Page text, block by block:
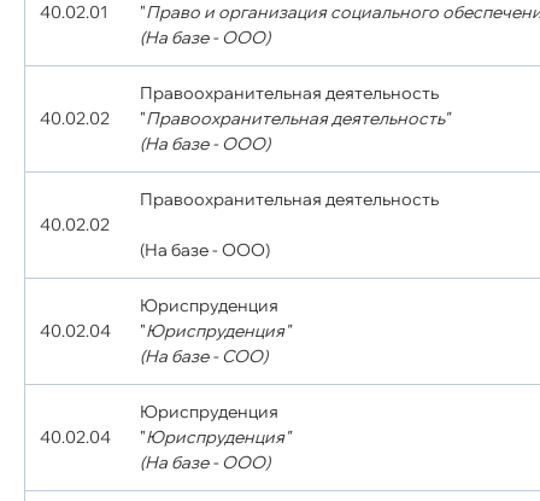
40.02.01
"Право и организация социального
(На базе - ООО)
40.02.02
Правоохранительная деятельность
"Правоохранительная деятельность"
(На базе - ООО)
40.02.02
Правоохранительная деятельность
(На базе - ООО)
40.02.04
Юриспруденция
"Юриспруденция"
(На базе - СОО)
40.02.04
Юриспруденция
"Юриспруденция"
(На базе - ООО)